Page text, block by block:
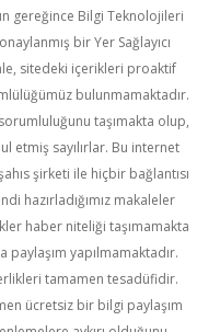
gereğince Bilgi Teknolojileri
bir Yer Sağlayıcı
sitedeki içerikleri proaktif
bulunmamaktadır.
taşımakta olup,
etmiş sayılırlar. Bu internet
şirketi ile hiçbir bağlantısı
hazırladığımız makaleler
haber niteliği taşımamakta
paylaşım yapılmamaktadır.
tamamen tesadüfidir.
ücretsiz bir bilgi paylaşım